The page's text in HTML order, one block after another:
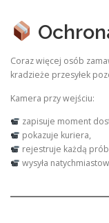
Coraz więcej osób
kradzieże przesyłek
Kamera przy wejściu:
zapisuje moment
pokazuje kuriera,
rejestruje każdą
wysyła